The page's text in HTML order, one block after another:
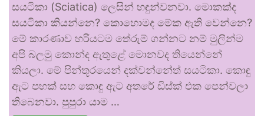
සයටිකා (Sciatica) ලෙසින් හඳුන්වනවා. මොකක්ද
සයටිකා කියන්නෙ? කොහොමද මේක ඇති වෙන්නෙ?
මේ කාරණාව හරියටම තේරුම් ගන්නට නම් මුලින්ම
අපි බලමු කොන්ද ඇතුළේ මොනවද තියෙන්නේ
කියලා. මේ පින්තූරයෙන් දක්වන්නේත් සයටිකා. කොඳු
ඇට පහක් සහ කොඳු ඇට අතරේ ඩිස්ක් එක පෙන්වලා
තිබෙනවා. පුපුරා යාම …